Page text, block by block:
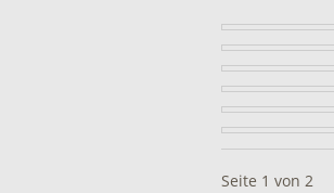
Seite 1 von 2